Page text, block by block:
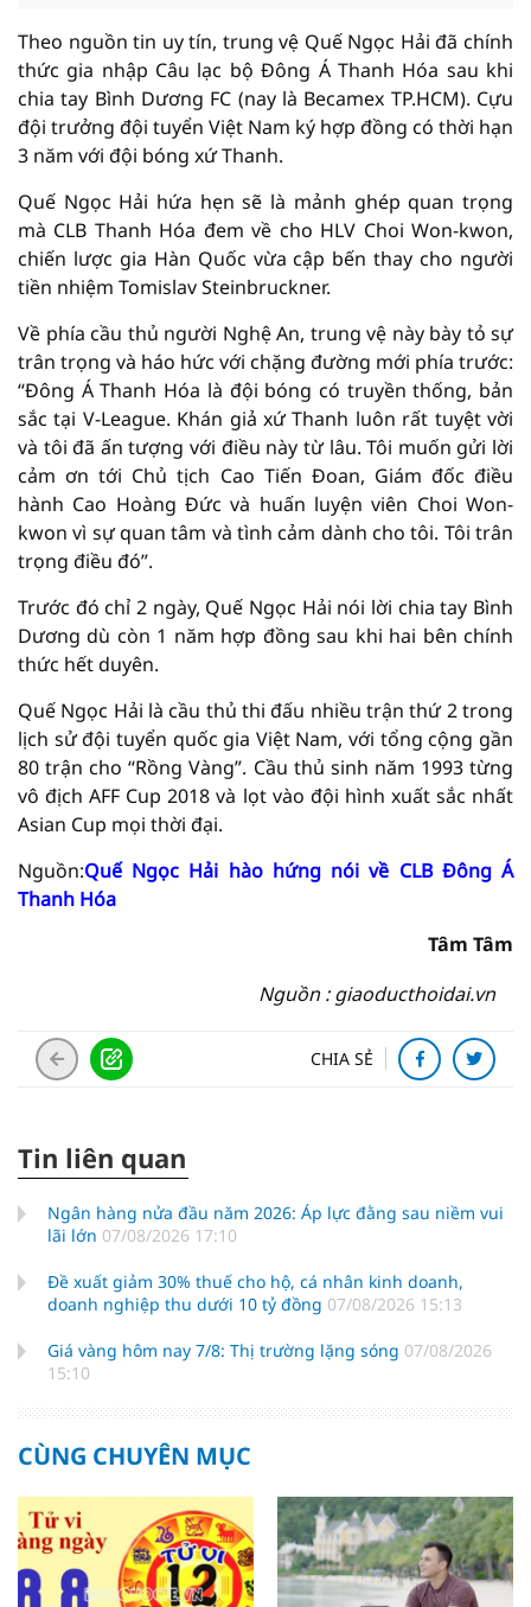
Theo nguồn tin uy tín, trung vệ Quế Ngọc Hải đã chính
thức gia nhập Câu lạc bộ Đông Á Thanh Hóa sau khi
chia tay Bình Dương FC (nay là Becamex TP.HCM). Cựu
đội trưởng đội tuyển Việt Nam ký hợp đồng có thời hạn
3 năm với đội bóng xứ Thanh.
Quế Ngọc Hải hứa hẹn sẽ là mảnh ghép quan trọng
mà CLB Thanh Hóa đem về cho HLV Choi Won-kwon,
chiến lược gia Hàn Quốc vừa cập bến thay cho người
tiền nhiệm Tomislav Steinbruckner.
Về phía cầu thủ người Nghệ An, trung vệ này bày tỏ sự
trân trọng và háo hức với chặng đường mới phía trước:
“Đông Á Thanh Hóa là đội bóng có truyền thống, bản
sắc tại V-League. Khán giả xứ Thanh luôn rất tuyệt vời
và tôi đã ấn tượng với điều này từ lâu. Tôi muốn gửi lời
cảm ơn tới Chủ tịch Cao Tiến Đoan, Giám đốc điều
hành Cao Hoàng Đức và huấn luyện viên Choi Won-
kwon vì sự quan tâm và tình cảm dành cho tôi. Tôi trân
trọng điều đó”.
Trước đó chỉ 2 ngày, Quế Ngọc Hải nói lời chia tay Bình
Dương dù còn 1 năm hợp đồng sau khi hai bên chính
thức hết duyên.
Quế Ngọc Hải là cầu thủ thi đấu nhiều trận thứ 2 trong
lịch sử đội tuyển quốc gia Việt Nam, với tổng cộng gần
80 trận cho “Rồng Vàng”. Cầu thủ sinh năm 1993 từng
vô địch AFF Cup 2018 và lọt vào đội hình xuất sắc nhất
Asian Cup mọi thời đại.
Nguồn:Quế Ngọc Hải hào hứng nói về CLB Đông Á
Thanh Hóa
Tâm Tâm
Nguồn : giaoducthoidai.vn
CHIA SẺ
Tin liên quan
Ngân hàng nửa đầu năm 2026: Áp lực đằng sau niềm vui
lãi lớn 07/08/2026 17:10
Đề xuất giảm 30% thuế cho hộ, cá nhân kinh doanh,
doanh nghiệp thu dưới 10 tỷ đồng 07/08/2026 15:13
Giá vàng hôm nay 7/8: Thị trường lặng sóng 07/08/2026
15:10
CÙNG CHUYÊN MỤC